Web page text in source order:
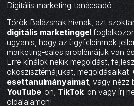
Digitális marketing tanácsadó
Török Balázsnak hívnak, azt
digitális marketinggel
ugyanis, hogy az ügyfeleimnek
marketing-sales problémájuk van
Erre kínálok nekik megoldást,
ökoszisztémájukat, megoldásaikat.
esettanulmányaimat, vagy nézz
YouTube-on, TikTok-on vagy írj
oldalalamon!